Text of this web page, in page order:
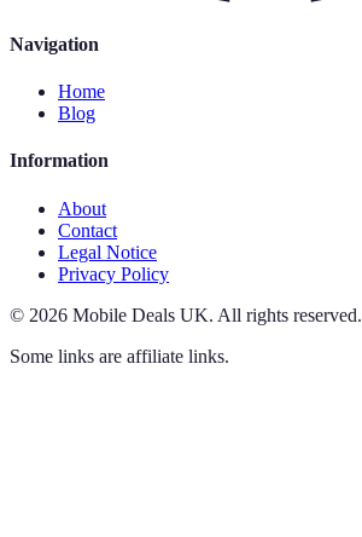
Navigation
Home
Blog
Information
About
Contact
Legal Notice
Privacy Policy
© 2026 Mobile Deals UK. All rights reserved.
Some links are affiliate links.